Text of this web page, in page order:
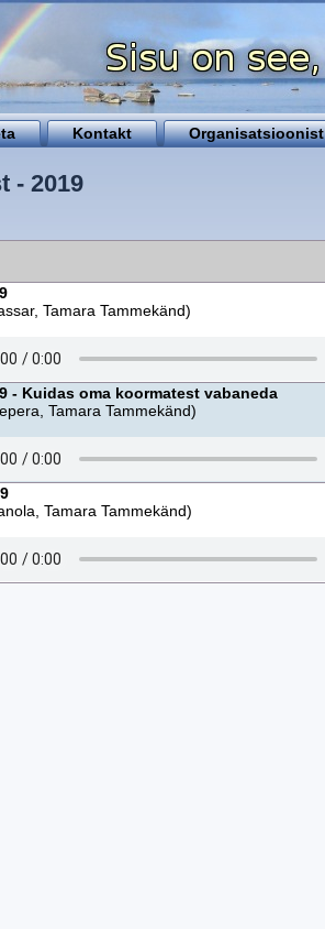
Kontakt Organisatsioonist
- 2019
Tamara Tammekänd)
- Kuidas oma koormatest vabaneda
Tamara Tammekänd)
Tamara Tammekänd)